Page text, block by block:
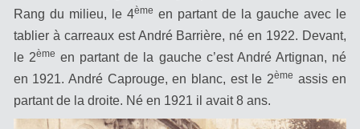
Rang du milieu, le 4ème en partant de la gauche avec le
tablier à carreaux est André Barrière, né en 1922. Devant,
le 2ème en partant de la gauche c’est André Artignan, né
en 1921.André Caprouge, en blanc, est le 2ème assis en
partant de la droite. Né en 1921 il avait 8 ans.